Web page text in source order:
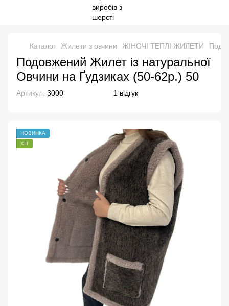
Каталог Жилети з овчини ЖІНОЧІ ТЕПЛІ ЖИЛЕТИ
Подовжений Жилет із натуральної
Овчини на Ґудзиках (50-62р.) 50
Артикул: 3000 1 відгук
НОВИНКА
ХІТ